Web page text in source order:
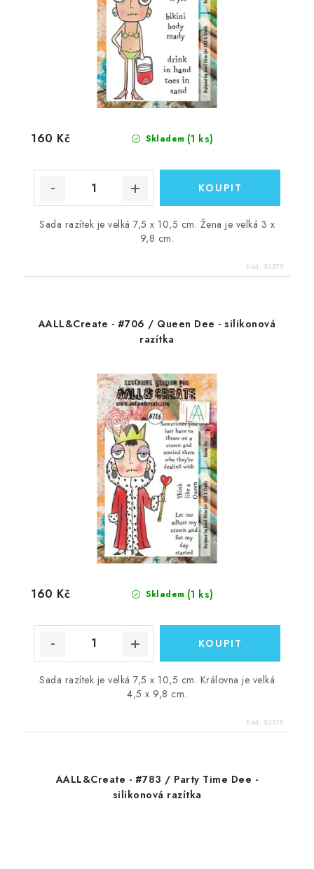
Skladem (1 ks)
160 Kč
Sada razítek je velká 7,5 x 10,5 cm. Žena je velká 3 x
9,8 cm.
Kód: 83575
AALL&Create - #706 / Queen Dee - silikonová
razítka
Skladem (1 ks)
160 Kč
Sada razítek je velká 7,5 x 10,5 cm. Královna je velká
4,5 x 9,8 cm.
Kód: 83576
AALL&Create - #783 / Party Time Dee -
silikonová razítka